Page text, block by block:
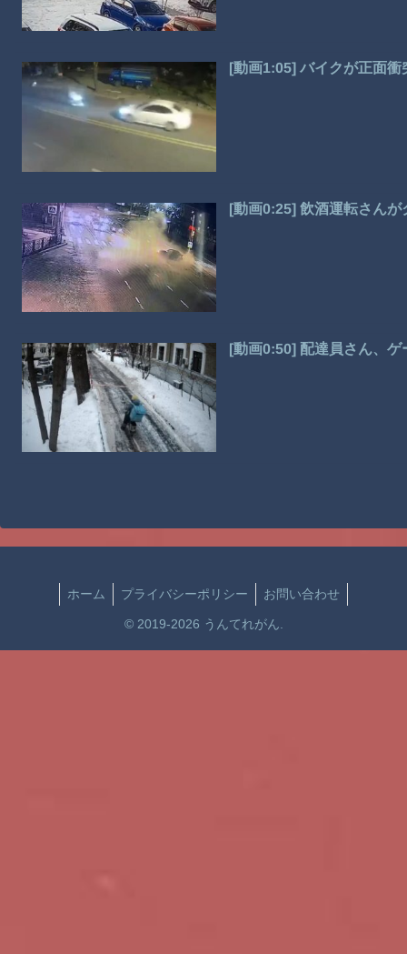
[動画1:05] バイクが正面
[動画0:25] 飲酒運転さん
[動画0:50] 配達員さん、
ホーム プライバシーポリシー お問い合わせ
© 2019-2026 うんてれがん.